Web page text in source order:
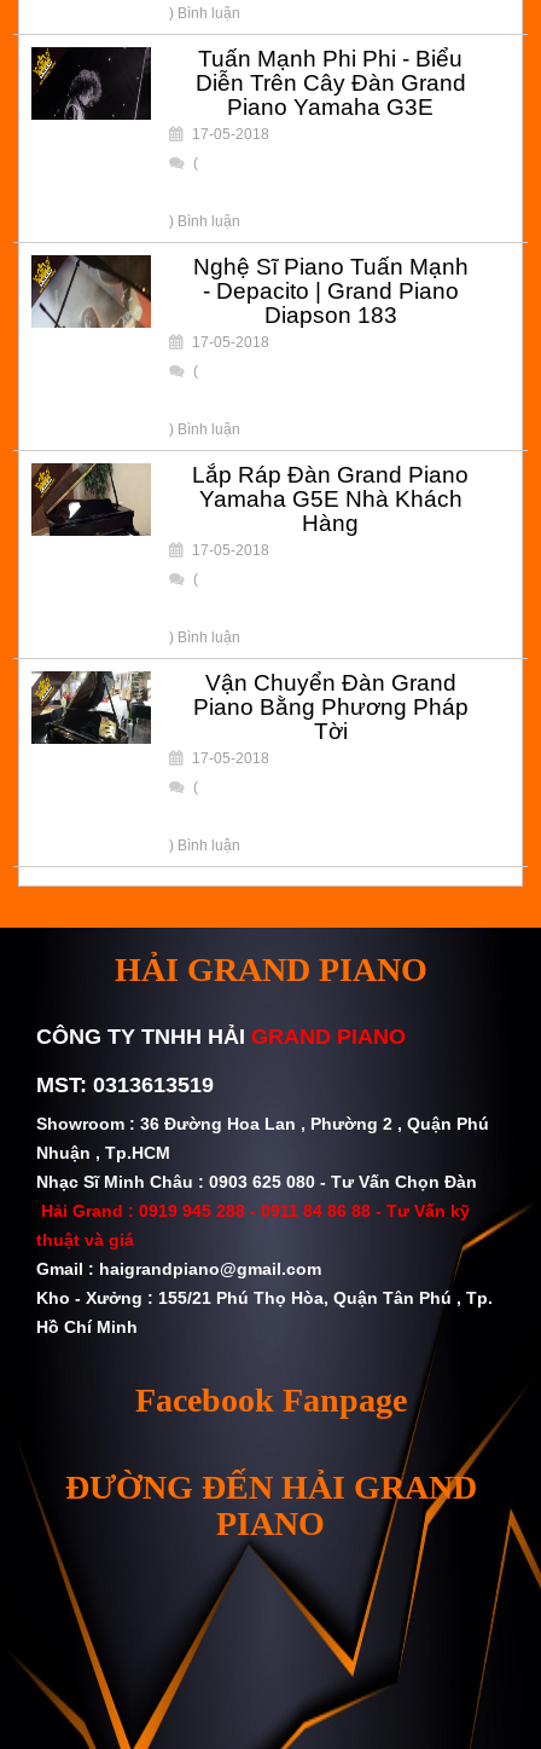
) Bình luận
Tuấn Mạnh Phi Phi - Biểu
Diễn Trên Cây Đàn Grand
Piano Yamaha G3E
17-05-2018
(
) Bình luận
Nghệ Sĩ Piano Tuấn Mạnh
- Depacito | Grand Piano
Diapson 183
17-05-2018
(
) Bình luận
Lắp Ráp Đàn Grand Piano
Yamaha G5E Nhà Khách
Hàng
17-05-2018
(
) Bình luận
Vận Chuyển Đàn Grand
Piano Bằng Phương Pháp
Tời
17-05-2018
(
) Bình luận
HẢI GRAND PIANO
CÔNG TY TNHH HẢI GRAND PIANO
MST: 0313613519
Showroom : 36 Đường Hoa Lan , Phường 2 , Quận Phú
Nhuận , Tp.HCM
Nhạc Sĩ Minh Châu : 0903 625 080 - Tư Vấn Chọn Đàn
Hải Grand : 0919 945 288 - 0911 84 86 88 - Tư Vấn kỹ
thuật và giá
Gmail : haigrandpiano@gmail.com
Kho - Xưởng : 155/21 Phú Thọ Hòa, Quận Tân Phú , Tp.
Hồ Chí Minh
Facebook Fanpage
ĐƯỜNG ĐẾN HẢI GRAND
PIANO